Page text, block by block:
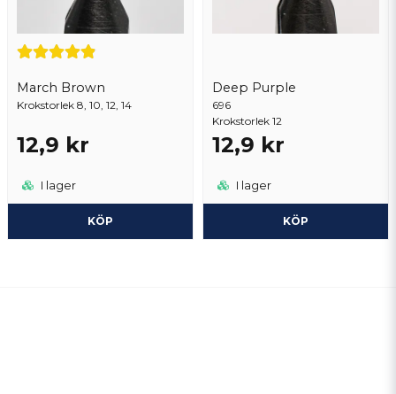
March Brown
Krokstorlek 8, 10, 12, 14
12,9 kr
I lager
KÖP
Deep Purple
696
Krokstorlek 12
12,9 kr
I lager
KÖP